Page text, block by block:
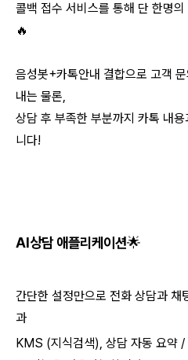
콜백 접수 서비스를 통해 단 한명
🔥
음성봇+카톡안내 결합으로 고객
내는 물론,
상담 후 부족한 부분까지 카톡 내
니다!
AI상담 애플리케이션🌟
간단한 설정만으로 전화 상담과 채
과
KMS (지식검색), 상담 자동 요약